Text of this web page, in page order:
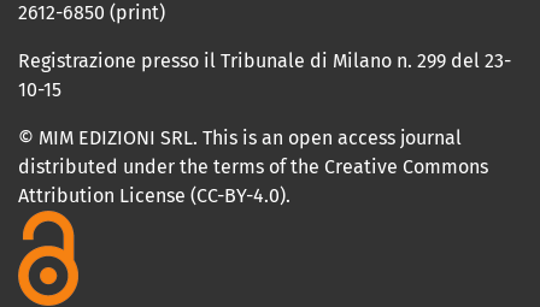
2612-6850 (print)
Registrazione presso il Tribunale di Milano n. 299 del 23-
10-15
© MIM EDIZIONI SRL. This is an open access journal
distributed under the terms of the Creative Commons
Attribution License (CC-BY-4.0).